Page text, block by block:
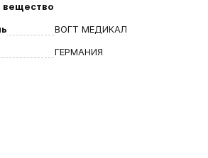
ВОГТ МЕДИКАЛ
ГЕРМАНИЯ